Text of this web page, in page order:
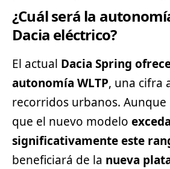
¿Cuál será la
Dacia eléctrico?
El actual Dacia Spring
autonomía WLTP, una cifra
recorridos urbanos. Aunque
que el nuevo modelo exceda
significativamente este
beneficiará de la nueva